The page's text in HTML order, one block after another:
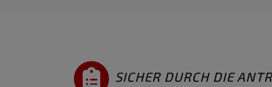
SICHER DURCH DIE